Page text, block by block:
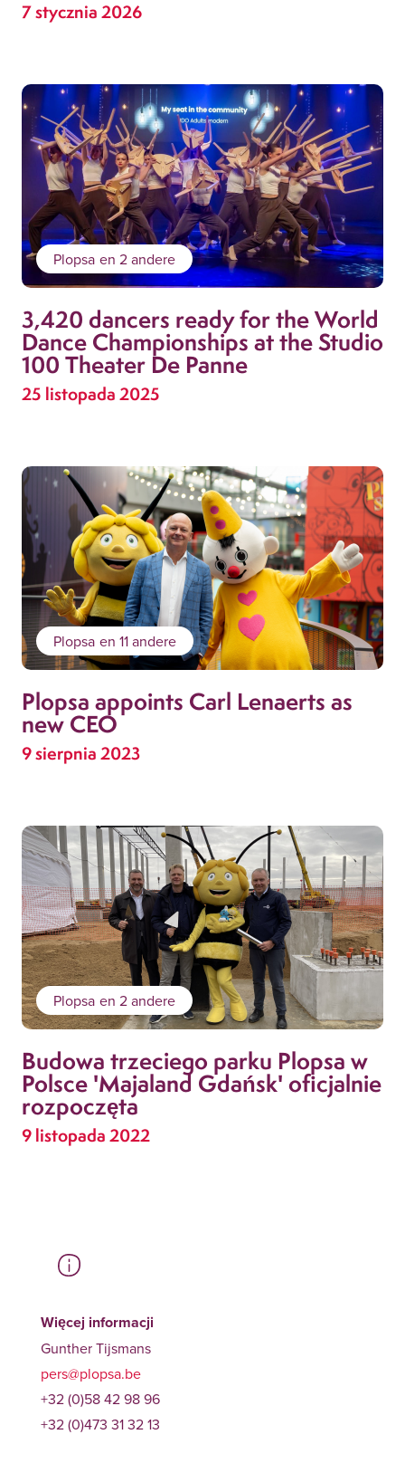
7 stycznia 2026
Plopsa en 2 andere
3,420 dancers ready for the World
Dance Championships at the Studio
100 Theater De Panne
25 listopada 2025
Plopsa en 11 andere
Plopsa appoints Carl Lenaerts as
new CEO
9 sierpnia 2023
Plopsa en 2 andere
Budowa trzeciego parku Plopsa w
Polsce 'Majaland Gdańsk' oficjalnie
rozpoczęta
9 listopada 2022
Więcej informacji
Gunther Tijsmans
pers@plopsa.be
+32 (0)58 42 98 96
+32 (0)473 31 32 13